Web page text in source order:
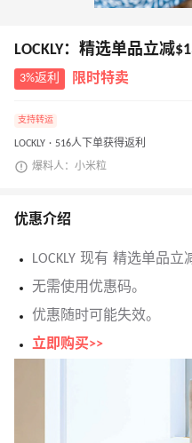
LOCKLY：精选单品立减
3%返利 限时特卖
支持转运
LOCKLY · 516人下单获得返利
爆料人：小米粒
优惠介绍
LOCKLY 现有 精选单品立
无需使用优惠码。
优惠随时可能失效。
立即购买>>